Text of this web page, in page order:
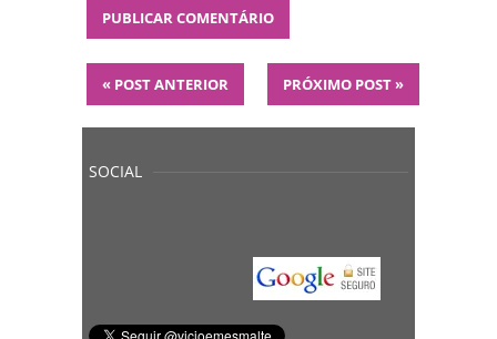
« POST ANTERIOR PRÓXIMO POST»
SOCIAL